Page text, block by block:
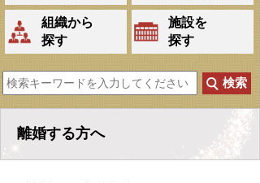
組織から
探す
施設を
探す
離婚する方へ